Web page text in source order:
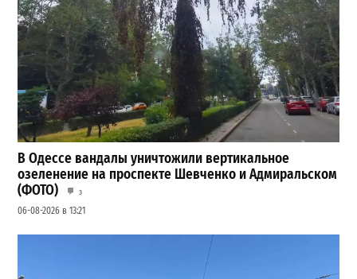
В Одессе вандалы уничтожили вертикальное
озеленение на проспекте Шевченко и Адмиральском
(ФОТО)
3
06-08-2026 в 13:21